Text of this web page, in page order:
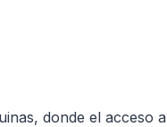
donde el acceso